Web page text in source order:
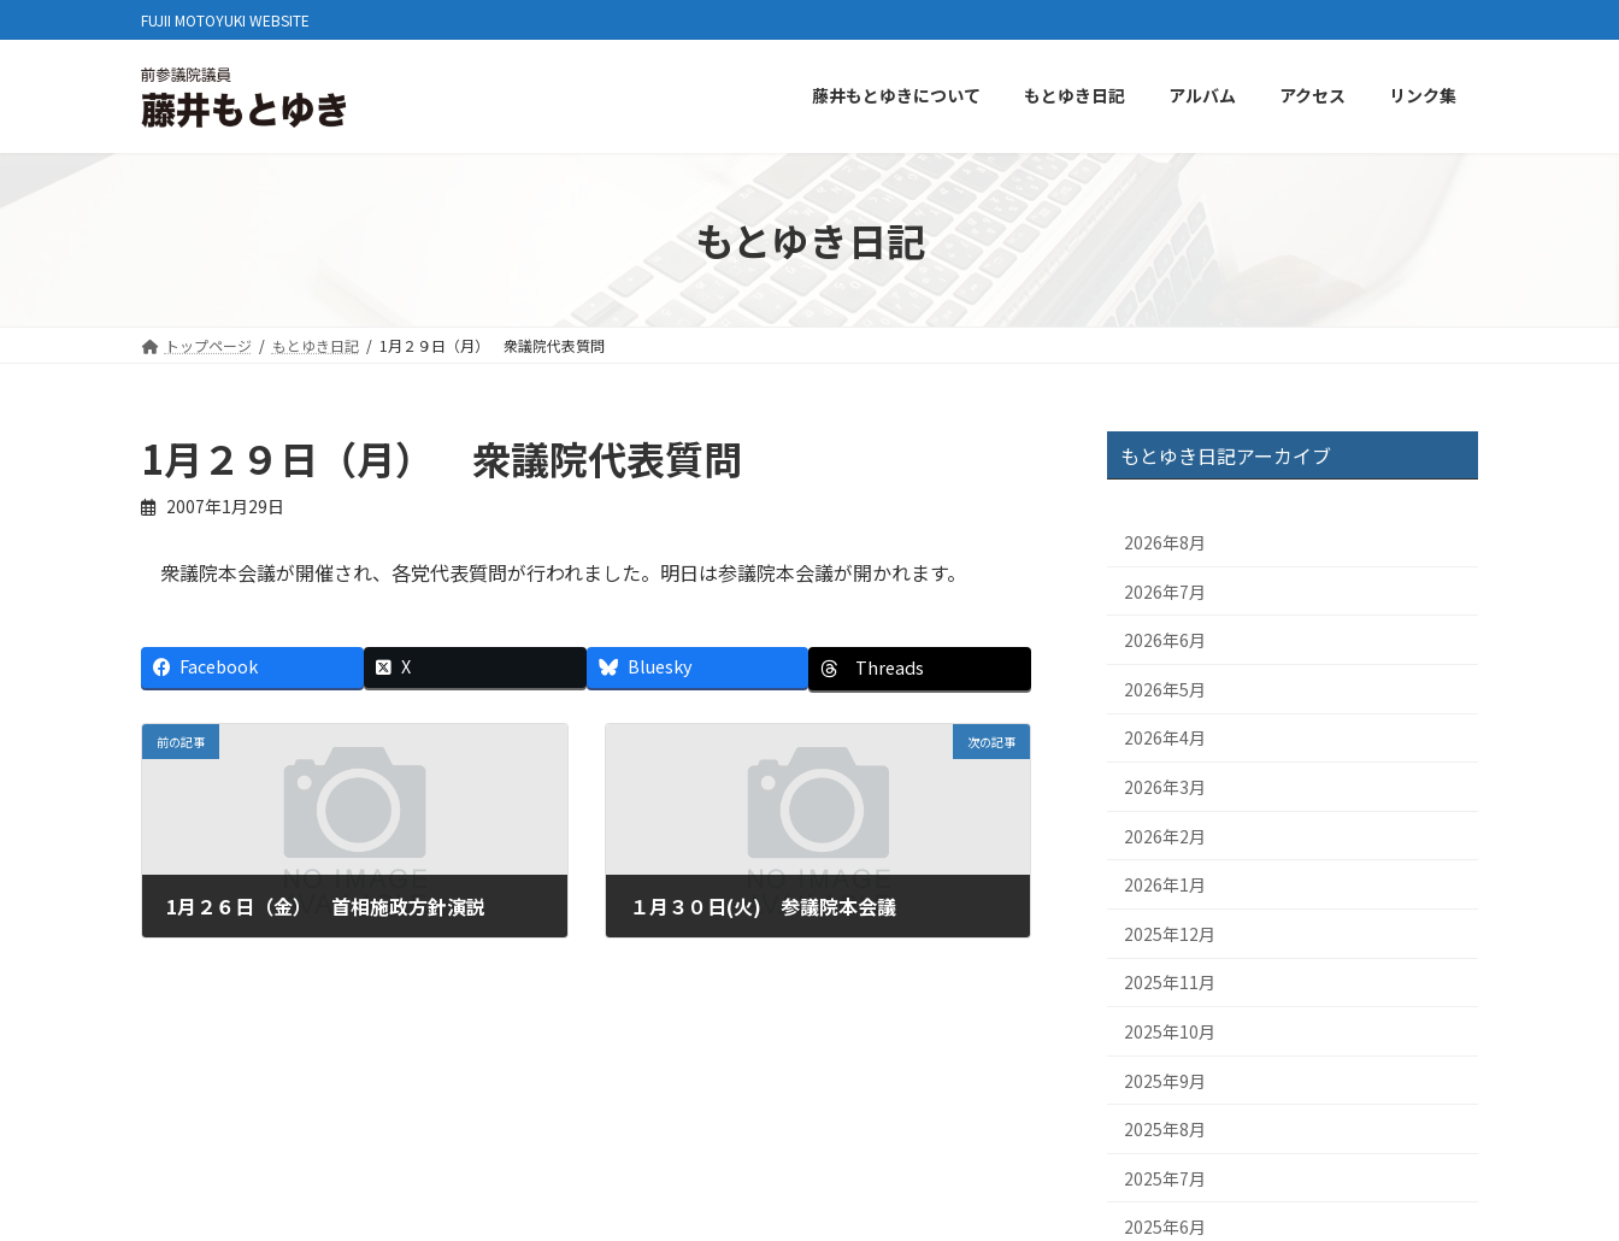
ン
へ
ビ
ョ
FUJII MOTOYUKI WEBSITE
藤井もとゆきについて もとゆき日記 アルバム アクセス リンク集
もとゆき日記
トップページ もとゆき日記 1月２９日（月） 衆議院代表質問
1月２９日（月） 衆議院代表質問
2007年1月29日
衆議院本会議が開催され、各党代表質問が行われました。明日は参議院本会議が開かれます。
Facebook X Bluesky Threads
前の記事
1月２６日（金） 首相施政方針演説
次の記事
１月３０日(火) 参議院本会議
もとゆき日記アーカイブ
2026年8月
2026年7月
2026年6月
2026年5月
2026年4月
2026年3月
2026年2月
2026年1月
2025年12月
2025年11月
2025年10月
2025年9月
2025年8月
2025年7月
2025年6月